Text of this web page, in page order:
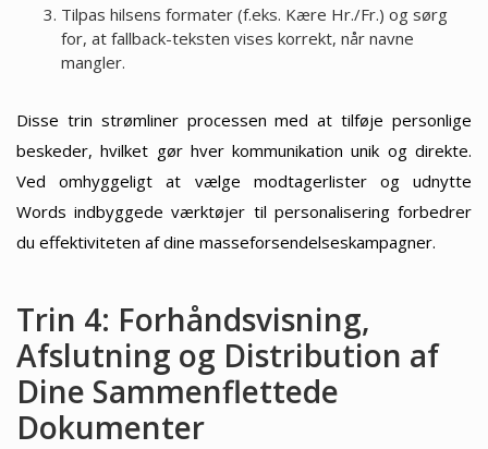
Tilpas hilsens formater (f.eks. Kære Hr./Fr.) og sørg
for, at fallback-teksten vises korrekt, når navne
mangler.
Disse trin strømliner processen med at tilføje personlige
beskeder, hvilket gør hver kommunikation unik og direkte.
Ved omhyggeligt at vælge modtagerlister og udnytte
Words indbyggede værktøjer til personalisering forbedrer
du effektiviteten af dine masseforsendelseskampagner.
Trin 4: Forhåndsvisning,
Afslutning og Distribution af
Dine Sammenflettede
Dokumenter